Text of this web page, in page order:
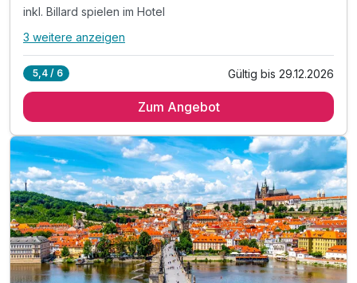
inkl. Billard spielen im Hotel
Alle Inklusivleistungen
2 x reichhaltiges Frühstück vom Buffet
inkl. Billard spielen im Hotel
inkl. Nutzung des Fitnessbereiches
inkl. Wlan Nutzung
inkl. late check-out 15 Uhr (nach Verfügbarkeit)
3 weitere anzeigen
5,4 / 6 Gültig bis 29.12.2026
Zum Angebot